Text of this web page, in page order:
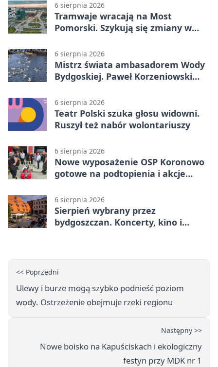
6 sierpnia 2026
Tramwaje wracają na Most
Pomorski. Szykują się zmiany w
6 sierpnia 2026
Mistrz świata ambasadorem Wody
Bydgoskiej. Paweł Korzeniowski
6 sierpnia 2026
Teatr Polski szuka głosu widowni.
Ruszył też nabór wolontariuszy
6 sierpnia 2026
Nowe wyposażenie OSP Koronowo
gotowe na podtopienia i akcje
6 sierpnia 2026
Sierpień wybrany przez
bydgoszczan. Koncerty, kino i
<< Poprzedni
Ulewy i burze mogą szybko podnieść poziom
wody. Ostrzeżenie obejmuje rzeki regionu
Następny >>
Nowe boisko na Kapuściskach i ekologiczny
festyn przy MDK nr 1